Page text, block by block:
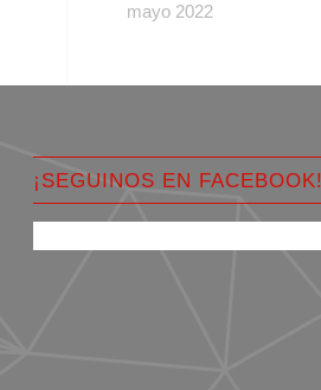
mayo 2022
¡SEGUINOS EN FACEBOOK!